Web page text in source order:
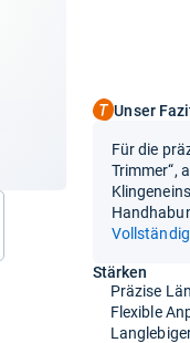
Unser
Für die
Trimmer“,
Stärken
Präzise
Flexible